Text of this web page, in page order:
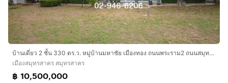
บ้านเดี่ยว 2 ชั้น 330 ตร.ว. หมู่บ้านมหาชัย เมืองทอง ถนนพระราม2 ถนนสมุทรสาคร-โคกขาม เมืองสมุทรสาคร สมุทรสาคร
เมืองสมุทรสาคร สมุทรสาคร
฿ 10,500,000